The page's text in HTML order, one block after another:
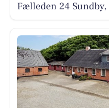
Fælleden 24